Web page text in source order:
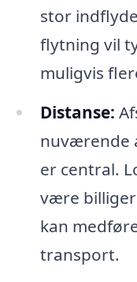
stor
flytning vil
muligvis
Distanse:
nuværende
er central.
være
kan
transport.